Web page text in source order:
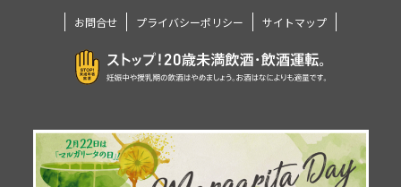
お問合せ プライバシーポリシー サイトマップ